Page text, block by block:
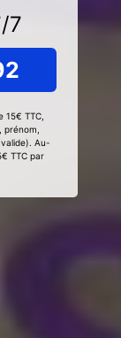
7
TTC,
Au-
TTC par